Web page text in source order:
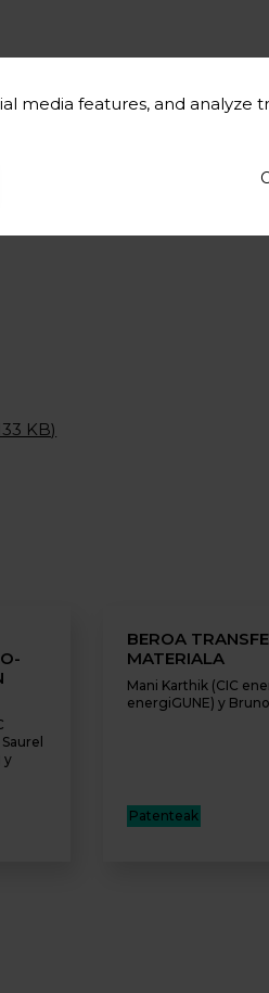
KB)
y
BEROA
MATERIALA
Mani Karthik (CIC
energiGUNE) y
Patenteak
media features, and analyze